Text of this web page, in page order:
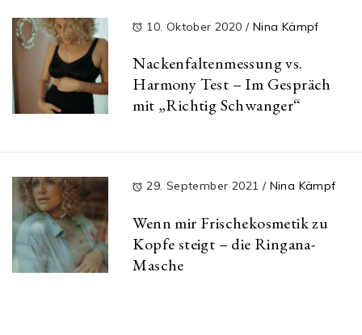
10. Oktober 2020 / Nina Kämpf
Nackenfaltenmessung vs.
Harmony Test – Im Gespräch
mit „Richtig Schwanger“
29. September 2021 / Nina Kämpf
Wenn mir Frischekosmetik zu
Kopfe steigt – die Ringana-
Masche